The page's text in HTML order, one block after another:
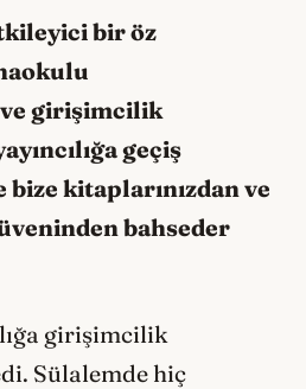
bir öz
girişimcilik
geçiş
bize kitaplarınızdan ve
bahseder
girişimcilik
Sülalemde hiç